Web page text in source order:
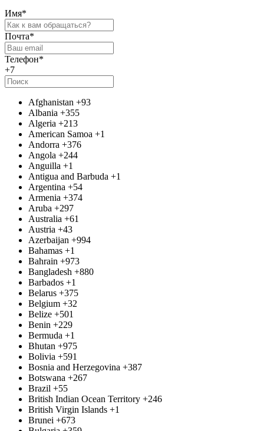
Имя*
Почта*
Телефон*
+7
Afghanistan +93
Albania +355
Algeria +213
American Samoa +1
Andorra +376
Angola +244
Anguilla +1
Antigua and Barbuda +1
Argentina +54
Armenia +374
Aruba +297
Australia +61
Austria +43
Azerbaijan +994
Bahamas +1
Bahrain +973
Bangladesh +880
Barbados +1
Belarus +375
Belgium +32
Belize +501
Benin +229
Bermuda +1
Bhutan +975
Bolivia +591
Bosnia and Herzegovina +387
Botswana +267
Brazil +55
British Indian Ocean Territory +246
British Virgin Islands +1
Brunei +673